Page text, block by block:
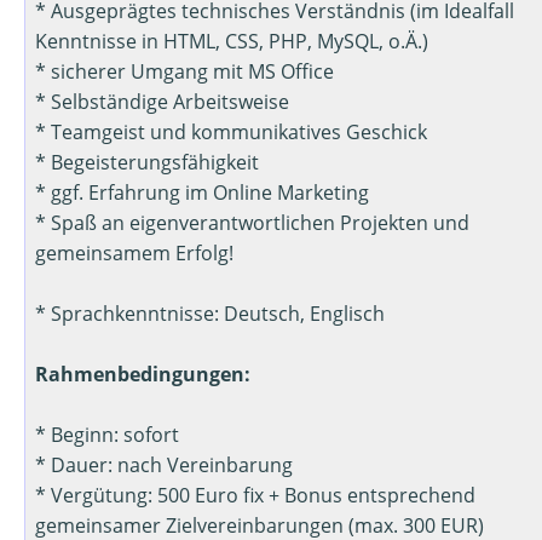
* Ausgeprägtes technisches Verständnis (im Idealfall
Kenntnisse in HTML, CSS, PHP, MySQL, o.Ä.)
* sicherer Umgang mit MS Office
* Selbständige Arbeitsweise
* Teamgeist und kommunikatives Geschick
* Begeisterungsfähigkeit
* ggf. Erfahrung im Online Marketing
* Spaß an eigenverantwortlichen Projekten und
gemeinsamem Erfolg!
* Sprachkenntnisse: Deutsch, Englisch
Rahmenbedingungen:
* Beginn: sofort
* Dauer: nach Vereinbarung
* Vergütung: 500 Euro fix + Bonus entsprechend
gemeinsamer Zielvereinbarungen (max. 300 EUR)